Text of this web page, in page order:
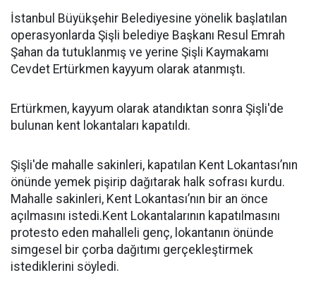
İstanbul Büyükşehir Belediyesine yönelik başlatılan
operasyonlarda Şişli belediye Başkanı Resul Emrah
Şahan da tutuklanmış ve yerine Şişli Kaymakamı
Cevdet Ertürkmen kayyum olarak atanmıştı.
Ertürkmen, kayyum olarak atandıktan sonra Şişli'de
bulunan kent lokantaları kapatıldı.
Şişli'de mahalle sakinleri, kapatılan Kent Lokantası’nın
önünde yemek pişirip dağıtarak halk sofrası kurdu.
Mahalle sakinleri, Kent Lokantası’nın bir an önce
açılmasını istedi.Kent Lokantalarının kapatılmasını
protesto eden mahalleli genç, lokantanın önünde
simgesel bir çorba dağıtımı gerçekleştirmek
istediklerini söyledi.